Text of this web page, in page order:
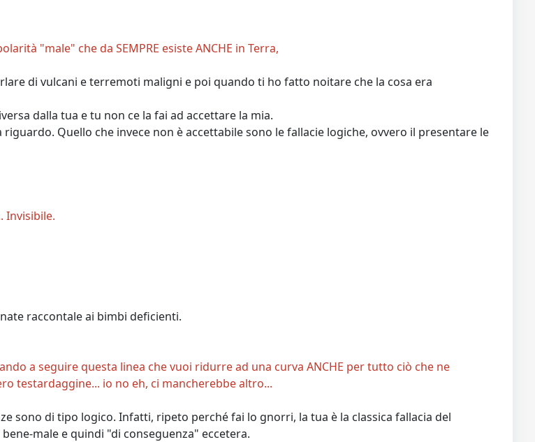
"male" che da SEMPRE esiste ANCHE in Terra,
di vulcani e terremoti maligni e poi quando ti ho fatto noitare che la cosa era
dalla tua e tu non ce la fai ad accettare la mia.
Quello che invece non è accettabile sono le fallacie logiche, ovvero il presentare le
Invisibile.
raccontale ai bimbi deficienti.
a seguire questa linea che vuoi ridurre ad una curva ANCHE per tutto ciò che ne
testardaggine... io no eh, ci mancherebbe altro...
sono di tipo logico. Infatti, ripeto perché fai lo gnorri, la tua è la classica fallacia del
male e quindi "di conseguenza" eccetera.